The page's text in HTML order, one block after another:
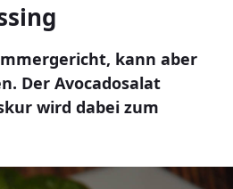
kann aber
Der Avocadosalat
wird dabei zum